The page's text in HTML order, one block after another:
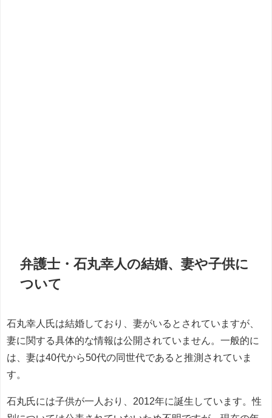
弁護士・石丸幸人の結婚、妻や子供に
ついて
石丸幸人氏は結婚しており、妻がいるとされていますが、
妻に関する具体的な情報は公開されていません。一般的に
は、妻は40代から50代の同世代であると推測されていま
す。
石丸氏には子供が一人おり、2012年に誕生しています。性